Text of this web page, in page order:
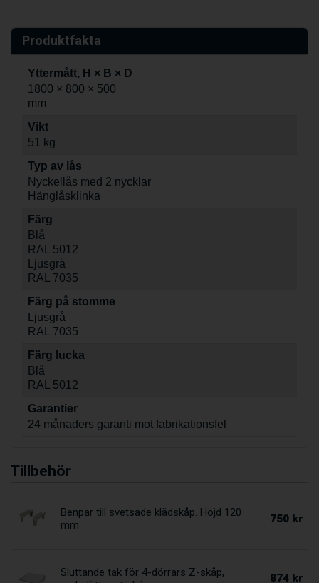
Produktfakta
Yttermått, H × B × D
1800 × 800 × 500
mm
Vikt
51 kg
Typ av lås
Nyckellås med 2 nycklar
Hänglåsklinka
Färg
Blå
RAL 5012
Ljusgrå
RAL 7035
Färg på stomme
Ljusgrå
RAL 7035
Färg lucka
Blå
RAL 5012
Garantier
24 månaders garanti mot fabrikationsfel
Tillbehör
Benpar till svetsade klädskåp. Höjd 120
mm
750 kr
Sluttande tak för 4-dörrars Z-skåp,
874 kr